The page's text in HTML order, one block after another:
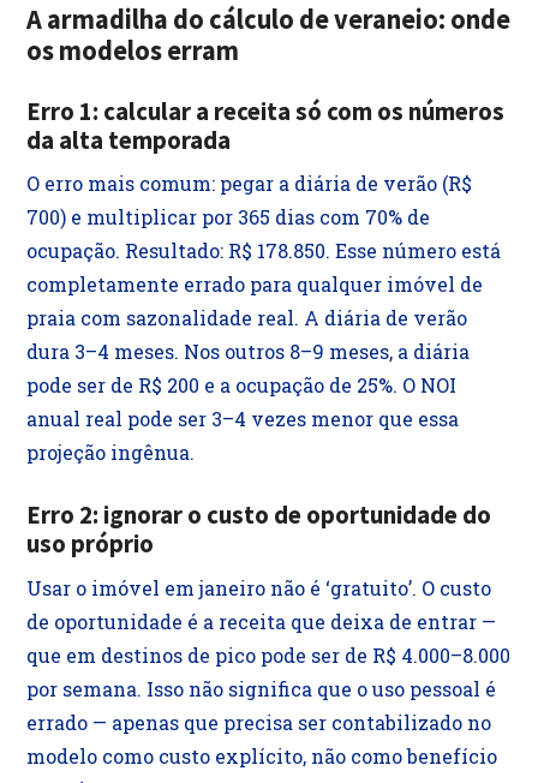
A armadilha do cálculo de veraneio: onde
os modelos erram
Erro 1: calcular a receita só com os números
da alta temporada
O erro mais comum: pegar a diária de verão (R$
700) e multiplicar por 365 dias com 70% de
ocupação. Resultado: R$ 178.850. Esse número está
completamente errado para qualquer imóvel de
praia com sazonalidade real. A diária de verão
dura 3–4 meses. Nos outros 8–9 meses, a diária
pode ser de R$ 200 e a ocupação de 25%. O NOI
anual real pode ser 3–4 vezes menor que essa
projeção ingênua.
Erro 2: ignorar o custo de oportunidade do
uso próprio
Usar o imóvel em janeiro não é ‘gratuito’. O custo
de oportunidade é a receita que deixa de entrar —
que em destinos de pico pode ser de R$ 4.000–8.000
por semana. Isso não significa que o uso pessoal é
errado — apenas que precisa ser contabilizado no
modelo como custo explícito, não como benefício